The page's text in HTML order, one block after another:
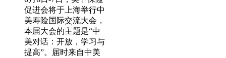
促进会将于上海举行中
美寿险国际交流大会，
本届大会的主题是“中
美对话：开放，学习与
提高”。届时来自中美